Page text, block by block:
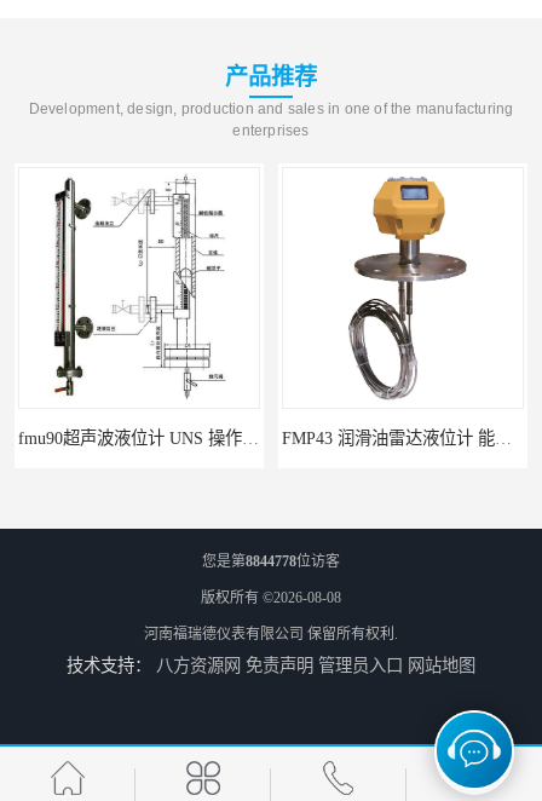
产品推荐
Development, design, production and sales in one of the manufacturing
enterprises
fmu90超声波液位计 UNS 操作简单 FMP43 润滑油雷达液位计 能够提供定制服务
云南高加智能锅炉汽包液位计 窑头窑尾液位计 性能稳定 甘肃高温高压型液位变送器 川仪液位计
您是第8844778位访客
版权所有 ©2026-08-08
河南福瑞德仪表有限公司 保留所有权利.
技术支持： 八方资源网 免责声明 管理员入口 网站地图